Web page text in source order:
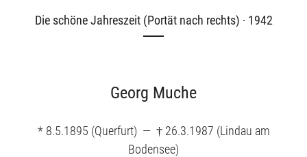
Exhibitions
Die schöne Jahreszeit (Portät nach rechts) · 1942
Georg Muche
* 8.5.1895 (Querfurt) — † 26.3.1987 (Lindau am
Bodensee)